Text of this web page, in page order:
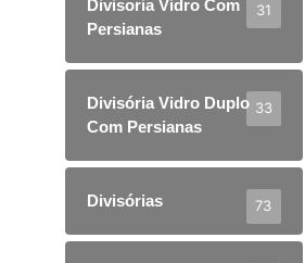
Divisoria Vidro Com
Persianas
31
Divisória Vidro Duplo
Com Persianas
33
Divisórias 73